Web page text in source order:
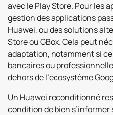
avec le Play Store. Pour les
gestion des applications
Huawei, ou des solutions
Store ou GBox. Cela peut
adaptation, notamment si
bancaires ou
dehors de l’écosystème
Un Huawei reconditionné
condition de bien s’informer